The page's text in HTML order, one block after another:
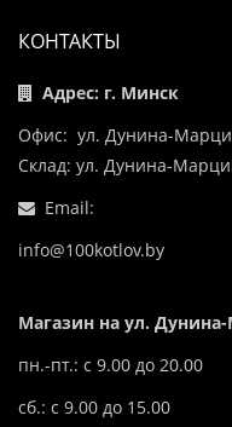
КОНТАКТЫ
Адрес: г. Минск
Офис: ул. Дунина-
Склад: ул. Дунина-
Email:
info@100kotlov.by
Магазин на ул.
пн.-пт.: с 9.00 до 20.00
сб.: с 9.00 до 15.00